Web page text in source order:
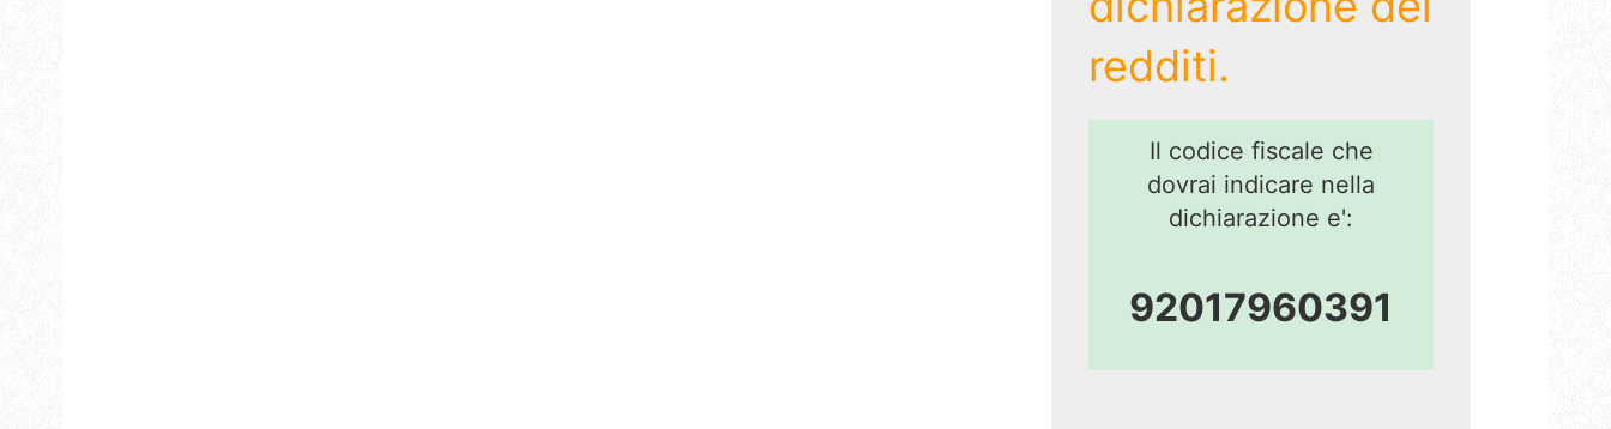
redditi.
Il codice fiscale che
dovrai indicare nella
dichiarazione e':
92017960391